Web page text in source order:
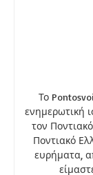
Το
ενημερωτική
τον
Ποντιακό
ευρήματα,